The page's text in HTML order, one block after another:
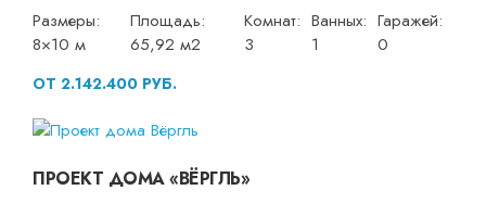
Размеры:
8×10 м
Площадь:
65,92 м2
Комнат:
3
Ванных:
1
Гаражей:
0
ОТ 2.142.400 РУБ.
ПРОЕКТ ДОМА «ВЁРГЛЬ»